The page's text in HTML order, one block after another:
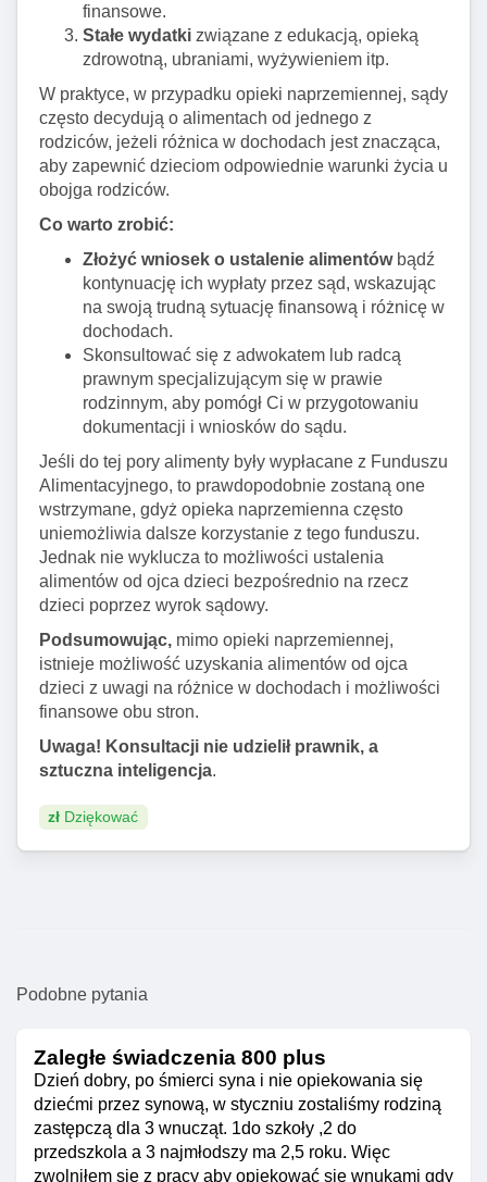
finansowe.
Stałe wydatki związane z edukacją, opieką
zdrowotną, ubraniami, wyżywieniem itp.
W praktyce, w przypadku opieki naprzemiennej, sądy
często decydują o alimentach od jednego z
rodziców, jeżeli różnica w dochodach jest znacząca,
aby zapewnić dzieciom odpowiednie warunki życia u
obojga rodziców.
Co warto zrobić:
Złożyć wniosek o ustalenie alimentówbądź
kontynuację ich wypłaty przez sąd, wskazując
na swoją trudną sytuację finansową i różnicę w
dochodach.
Skonsultować się z adwokatem lub radcą
prawnym specjalizującym się w prawie
rodzinnym, aby pomógł Ci w przygotowaniu
dokumentacji i wniosków do sądu.
Jeśli do tej pory alimenty były wypłacane z Funduszu
Alimentacyjnego, to prawdopodobnie zostaną one
wstrzymane, gdyż opieka naprzemienna często
uniemożliwia dalsze korzystanie z tego funduszu.
Jednak nie wyklucza to możliwości ustalenia
alimentów od ojca dzieci bezpośrednio na rzecz
dzieci poprzez wyrok sądowy.
Podsumowując, mimo opieki naprzemiennej,
istnieje możliwość uzyskania alimentów od ojca
dzieci z uwagi na różnice w dochodach i możliwości
finansowe obu stron.
Uwaga! Konsultacji nie udzielił prawnik, a
sztuczna inteligencja.
zł Dziękować
Podobne pytania
Zaległe świadczenia 800 plus
Dzień dobry, po śmierci syna i nie opiekowania się
dziećmi przez synową, w styczniu zostaliśmy rodziną
zastępczą dla 3 wnucząt. 1do szkoły ,2 do
przedszkola a 3 najmłodszy ma 2,5 roku. Więc
zwolniłem się z pracy aby opiekować się wnukami gdy